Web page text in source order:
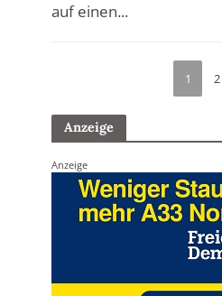
auf einen...
1 2
Anzeige
Anzeige